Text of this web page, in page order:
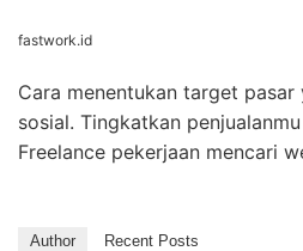
fastwork.id
Cara menentukan target
sosial. Tingkatkan
Freelance pekerjaan mencari
Author Recent Posts